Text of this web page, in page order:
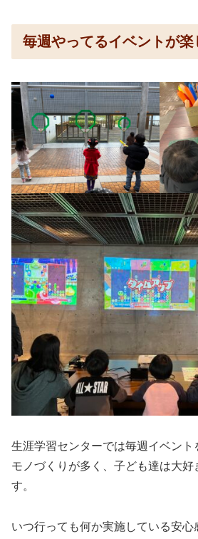
毎週やってるイベントが楽
生涯学習センターでは毎週イベント
モノづくりが多く、子ども達は大
す。
いつ行っても何か実施している安心